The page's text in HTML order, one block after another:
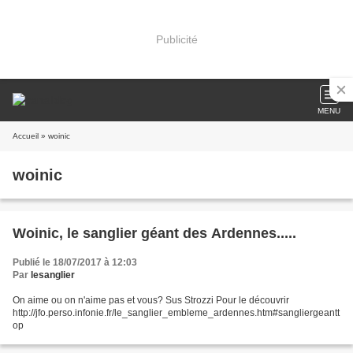
Publicité
MENU
Accueil » woinic
woinic
Woinic, le sanglier géant des Ardennes.....
Publié le 18/07/2017 à 12:03
Par lesanglier
On aime ou on n'aime pas et vous? Sus Strozzi Pour le découvrir
http://jfo.perso.infonie.fr/le_sanglier_embleme_ardennes.htm#sangliergeantt
op